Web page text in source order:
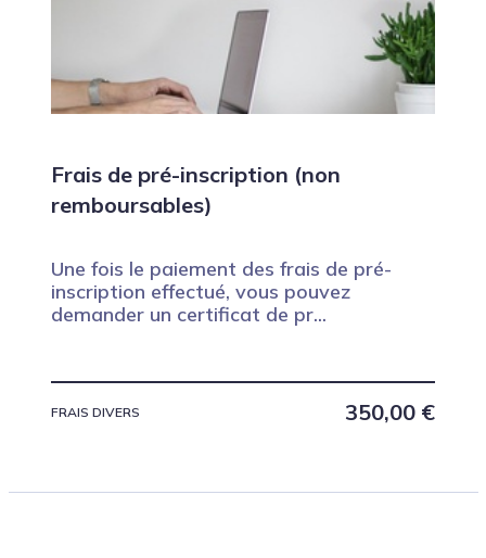
Frais de pré-inscription (non
remboursables)
Une fois le paiement des frais de pré-
inscription effectué, vous pouvez
demander un certificat de pr...
FRAIS DIVERS 350,00 €